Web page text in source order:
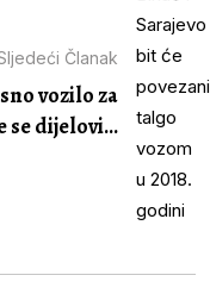
Članak
vozilo za
se dijelovi...